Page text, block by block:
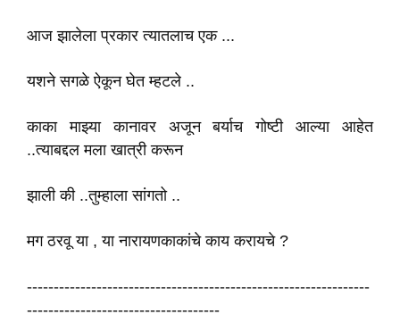
आज झालेला प्रकार त्यातलाच एक ...
यशने सगळे ऐकून घेत म्हटले ..
काका माझ्या कानावर अजून बर्याच गोष्टी आल्या आहेत
..त्याबद्दल मला खात्री करून
झाली की ..तुम्हाला सांगतो ..
मग ठरवू या , या नारायणकाकांचे काय करायचे ?
----------------------------------------------------------------
------------------------------------